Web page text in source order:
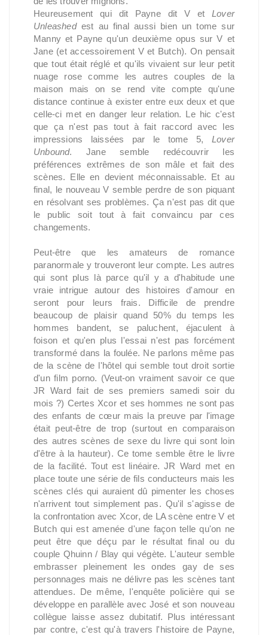
Heureusement qui dit Payne dit V et Lover
Unleashedest au final aussi bien un tome sur
Manny et Payne qu'un deuxième opus sur V et
Jane (et accessoirement V et Butch). On pensait
que tout était réglé et qu'ils vivaient sur leur petit
nuage rose comme les autres couples de la
maison mais on se rend vite compte qu'une
distance continue à exister entre eux deux et que
celle-ci met en danger leur relation. Le hic c'est
que ça n'est pas tout à fait raccord avec les
impressions laissées par le tome 5, Lover
Unbound. Jane semble redécouvrir les
préférences extrêmes de son mâle et fait des
scènes. Elle en devient méconnaissable. Et au
final, le nouveau V semble perdre de son piquant
en résolvant ses problèmes. Ça n'est pas dit que
le public soit tout à fait convaincu par ces
changements.
Peut-être que les amateurs de romance
paranormale y trouveront leur compte. Les autres
qui sont plus là parce qu'il y a d'habitude une
vraie intrigue autour des histoires d'amour en
seront pour leurs frais. Difficile de prendre
beaucoup de plaisir quand 50% du temps les
hommes bandent, se paluchent, éjaculent à
foison et qu'en plus l'essai n'est pas forcément
transformé dans la foulée. Ne parlons même pas
de la scène de l'hôtel qui semble tout droit sortie
d'un film porno. (Veut-on vraiment savoir ce que
JR Ward fait de ses premiers samedi soir du
mois ?) Certes Xcor et ses hommes ne sont pas
des enfants de cœur mais la preuve par l'image
était peut-être de trop (surtout en comparaison
des autres scènes de sexe du livre qui sont loin
d'être à la hauteur). Ce tome semble être le livre
de la facilité. Tout est linéaire. JR Ward met en
place toute une série de fils conducteurs mais les
scènes clés qui auraient dû pimenter les choses
n'arrivent tout simplement pas. Qu'il s'agisse de
la confrontation avec Xcor, de LA scène entre V et
Butch qui est amenée d'une façon telle qu'on ne
peut être que déçu par le résultat final ou du
couple Qhuinn / Blay qui végète. L'auteur semble
embrasser pleinement les ondes gay de ses
personnages mais ne délivre pas les scènes tant
attendues. De même, l'enquête policière qui se
développe en parallèle avec José et son nouveau
collègue laisse assez dubitatif. Plus intéressant
par contre, c'est qu'à travers l'histoire de Payne,